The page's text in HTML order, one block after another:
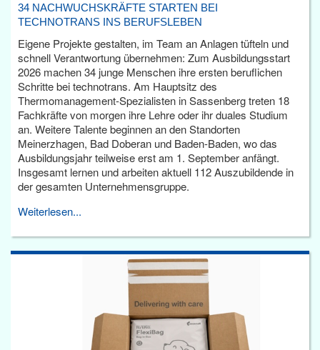
34 NACHWUCHSKRÄFTE STARTEN BEI
TECHNOTRANS INS BERUFSLEBEN
Eigene Projekte gestalten, im Team an Anlagen tüfteln und
schnell Verantwortung übernehmen: Zum Ausbildungsstart
2026 machen 34 junge Menschen ihre ersten beruflichen
Schritte bei technotrans. Am Hauptsitz des
Thermomanagement-Spezialisten in Sassenberg treten 18
Fachkräfte von morgen ihre Lehre oder ihr duales Studium
an. Weitere Talente beginnen an den Standorten
Meinerzhagen, Bad Doberan und Baden-Baden, wo das
Ausbildungsjahr teilweise erst am 1. September anfängt.
Insgesamt lernen und arbeiten aktuell 112 Auszubildende in
der gesamten Unternehmensgruppe.
Weiterlesen...